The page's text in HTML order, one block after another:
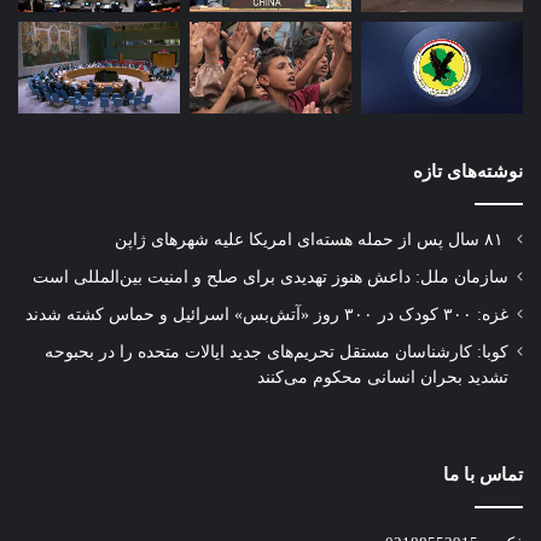
اسرائیل سر و کار پیدا می‌کردیم می‌توانستیم علیه آن
اقدام کنیم اما حالا می‌بینیم که نه فقط آمریکا بلکه
می‌کنند و اگر کاری علیه اسرائیل کنیم ممکن است
توسط آمریکا و کشورهای اروپایی تحریم شویم. اکثر
کشورها نمی‌خواهند به دلیل آسیبی که به اقتصادشان
می‌خورد این تحریم را بپذیرند.»
آپارتاید جنایت جنگی
ماهاتیر محمد
نوشته‌های تازه
سازمان ملل: داعش هنوز تهدیدی برای صلح و امنیت بین‌المللی است
غزه: ۳۰۰ کودک در ۳۰۰ روز «آتش‌بس» اسرائیل و حماس کشته شدند
کوبا: کارشناسان مستقل تحریم‌های جدید ایالات متحده را در بحبوحه
تشدید بحران انسانی محکوم می‌کنند
تماس با ما